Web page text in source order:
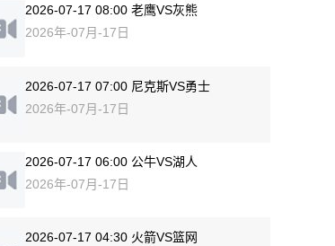
2026-07-17 08:00 老鹰VS灰熊
2026年-07月-17日
2026-07-17 07:00 尼克斯VS勇士
2026年-07月-17日
2026-07-17 06:00 公牛VS湖人
2026年-07月-17日
2026-07-17 04:30 火箭VS篮网